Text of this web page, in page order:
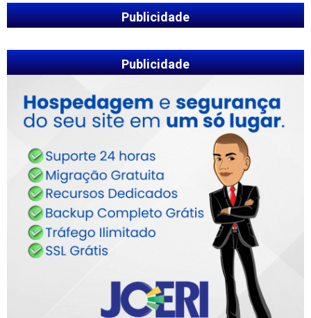
Publicidade
Publicidade